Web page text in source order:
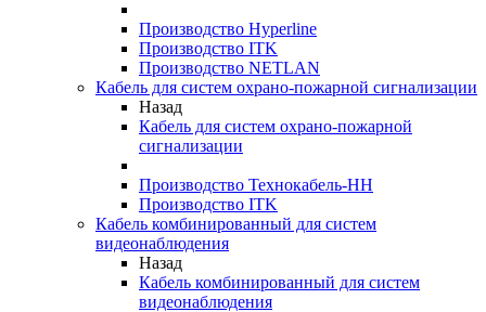
Производство Hyperline
Производство ITK
Производство NETLAN
Кабель для систем охрано-пожарной сигнализации
Назад
Кабель для систем охрано-пожарной
сигнализации
Производство Технокабель-НН
Производство ITK
Кабель комбинированный для систем
видеонаблюдения
Назад
Кабель комбинированный для систем
видеонаблюдения